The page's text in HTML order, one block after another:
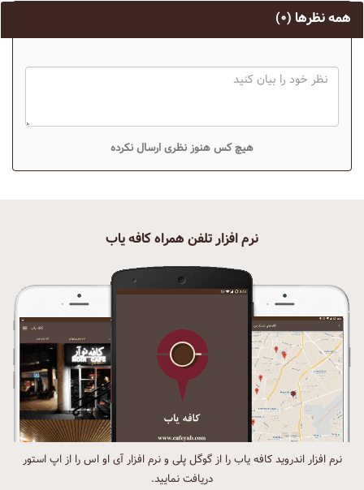
همه نظرها (۰)
هیچ کس هنوز نظری ارسال نکرده
نرم افزار تلفن همراه کافه یاب
نرم افزار اندروید کافه یاب را از گوگل پلی و نرم افزار آی او اس را از اپ استور
دریافت نمایید.